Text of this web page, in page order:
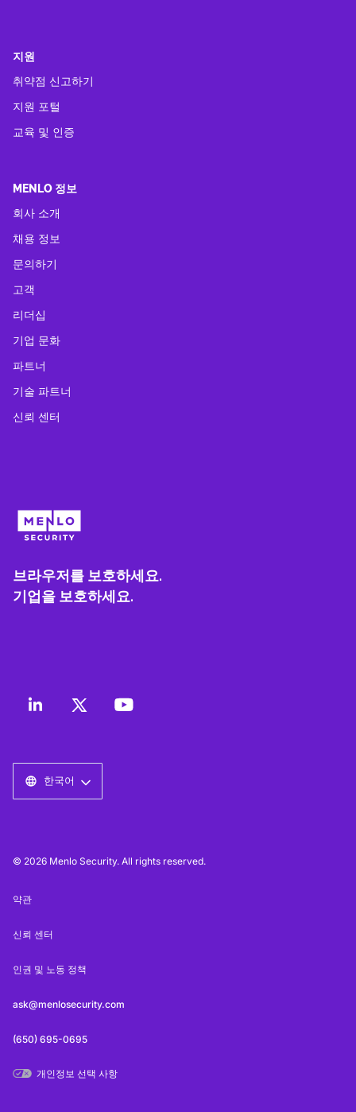
지원
취약점 신고하기
지원 포털
교육 및 인증
MENLO 정보
회사 소개
채용 정보
문의하기
고객
리더십
기업 문화
파트너
기술 파트너
신뢰 센터
브라우저를 보호하세요.
기업을 보호하세요.
한국어
© 2026 Menlo Security. All rights reserved.
약관
신뢰 센터
인권 및 노동 정책
ask@menlosecurity.com
(650) 695-0695
개인정보 선택 사항